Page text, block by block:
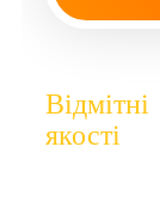
Відмітні
якості